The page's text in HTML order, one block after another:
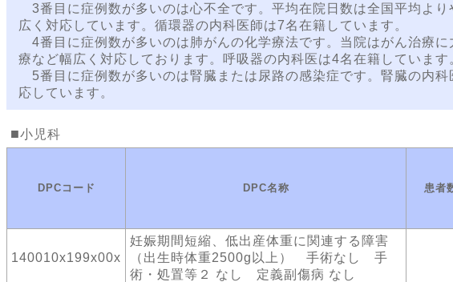
3番目に症例数が多いのは心不全です。平均在院日数は全国平均よ
広く対応しています。循環器の内科医師は7名在籍しています。
4番目に症例数が多いのは肺がんの化学療法です。当院はがん治療
療など幅広く対応しております。呼吸器の内科医は4名在籍しています
5番目に症例数が多いのは腎臓または尿路の感染症です。腎臓の内
応しています。
小児科
DPCコード DPC名称 患者
140010x199x00x
妊娠期間短縮、低出産体重に関連する障害
（出生時体重2500g以上） 手術なし 手
術・処置等２ なし 定義副傷病 なし